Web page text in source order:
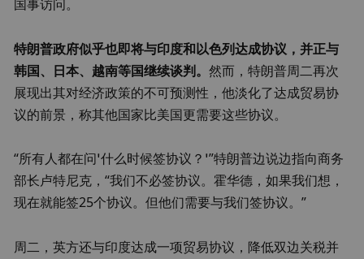
国事访问。
特朗普政府似乎也即将与印度和以色列达成协议，并正与
韩国、日本、越南等国继续谈判。然而，特朗普周二再次
展现出其对经济政策的不可预测性，他淡化了达成贸易协
议的前景，称其他国家比美国更需要这些协议。
“所有人都在问‘什么时候签协议？’”特朗普边说边指向商务
部长卢特尼克，“我们不必签协议。霍华德，如果我们想，
现在就能签25个协议。但他们需要与我们签协议。”
周二，英方还与印度达成一项贸易协议，降低双边关税并